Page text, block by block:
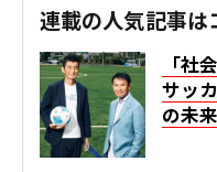
連載の人気記事は
「社
サッ
の未